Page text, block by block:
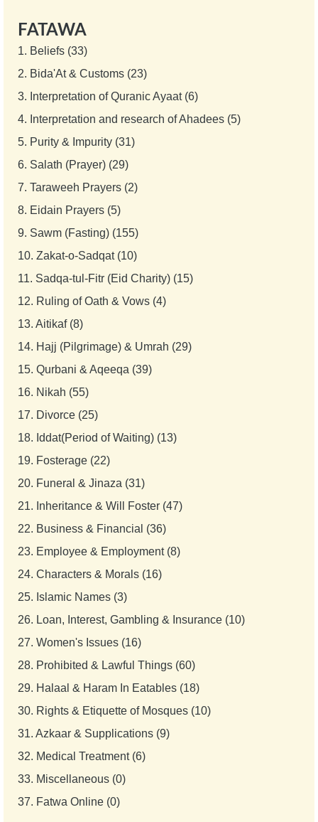
FATAWA
1. Beliefs (33)
2. Bida'At & Customs (23)
3. Interpretation of Quranic Ayaat (6)
4. Interpretation and research of Ahadees (5)
5. Purity & Impurity (31)
6. Salath (Prayer) (29)
7. Taraweeh Prayers (2)
8. Eidain Prayers (5)
9. Sawm (Fasting) (155)
10. Zakat-o-Sadqat (10)
11. Sadqa-tul-Fitr (Eid Charity) (15)
12. Ruling of Oath & Vows (4)
13. Aitikaf (8)
14. Hajj (Pilgrimage) & Umrah (29)
15. Qurbani & Aqeeqa (39)
16. Nikah (55)
17. Divorce (25)
18. Iddat(Period of Waiting) (13)
19. Fosterage (22)
20. Funeral & Jinaza (31)
21. Inheritance & Will Foster (47)
22. Business & Financial (36)
23. Employee & Employment (8)
24. Characters & Morals (16)
25. Islamic Names (3)
26. Loan, Interest, Gambling & Insurance (10)
27. Women's Issues (16)
28. Prohibited & Lawful Things (60)
29. Halaal & Haram In Eatables (18)
30. Rights & Etiquette of Mosques (10)
31. Azkaar & Supplications (9)
32. Medical Treatment (6)
33. Miscellaneous (0)
37. Fatwa Online (0)